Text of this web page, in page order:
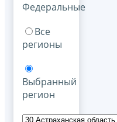
Федеральные
Все
регионы
Выбранный
регион